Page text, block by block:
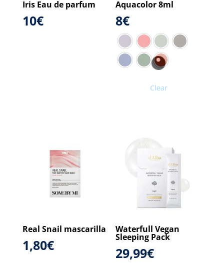
Iris Eau de parfum
10€
Aquacolor 8ml
8€
Clear
Real Snail mascarilla
1,80€
Waterfull Vegan
Sleeping Pack
29,99€